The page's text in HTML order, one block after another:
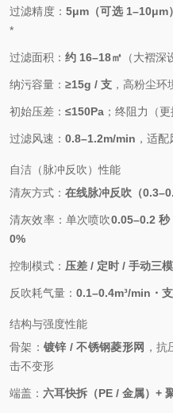
过滤精度： 5μm（可选 1–10μm）
*
过滤面积： 约 16–18㎡ （大褶深
纳污容量： ≥15g / 支 ，高粉尘环
初始压差： ≤150Pa ；终阻力（更
过滤风速： 0.8–1.2m/min ，适
自洁（脉冲反吹）性能
清灰方式： 在线脉冲反吹（
清灰效率：单次喷吹0.05–0.2 秒
0%
控制模式： 压差 / 定时 / 手动三
反吹耗气量： 0.1–0.4m³/min・支
结构与强度性能
骨架：镀锌 / 不锈钢菱形网 ，
击不变形
端盖： 六耳快拆（PE / 金属）+